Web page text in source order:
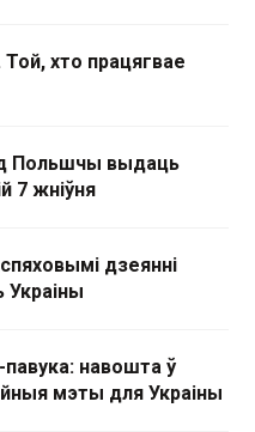
хто працягвае
Польшчы выдаць
7 жніўня
дзеянні
Украіны
навошта ў
мэты для Украіны